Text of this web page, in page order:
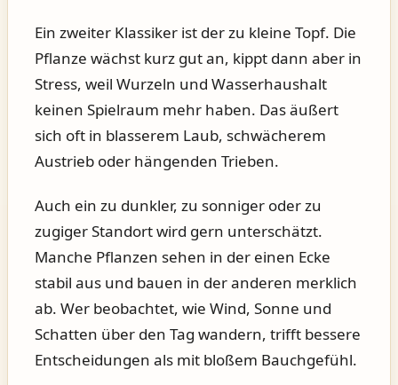
Ein zweiter Klassiker ist der zu kleine Topf. Die
Pflanze wächst kurz gut an, kippt dann aber in
Stress, weil Wurzeln und Wasserhaushalt
keinen Spielraum mehr haben. Das äußert
sich oft in blasserem Laub, schwächerem
Austrieb oder hängenden Trieben.
Auch ein zu dunkler, zu sonniger oder zu
zugiger Standort wird gern unterschätzt.
Manche Pflanzen sehen in der einen Ecke
stabil aus und bauen in der anderen merklich
ab. Wer beobachtet, wie Wind, Sonne und
Schatten über den Tag wandern, trifft bessere
Entscheidungen als mit bloßem Bauchgefühl.